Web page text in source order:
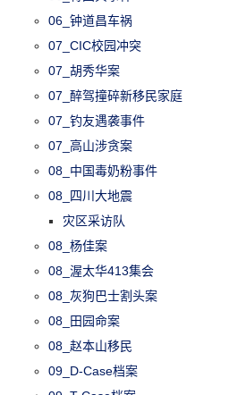
06_钟道昌车祸
07_CIC校园冲突
07_胡秀华案
07_醉驾撞碎新移民家庭
07_钓友遇袭事件
07_高山涉贪案
08_中国毒奶粉事件
08_四川大地震
灾区采访队
08_杨佳案
08_渥太华413集会
08_灰狗巴士割头案
08_田园命案
08_赵本山移民
09_D-Case档案